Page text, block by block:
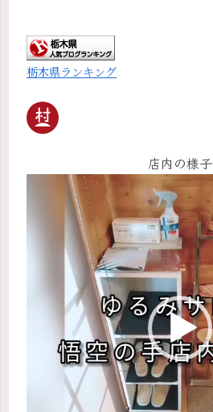
栃木県ランキング
店内の様子